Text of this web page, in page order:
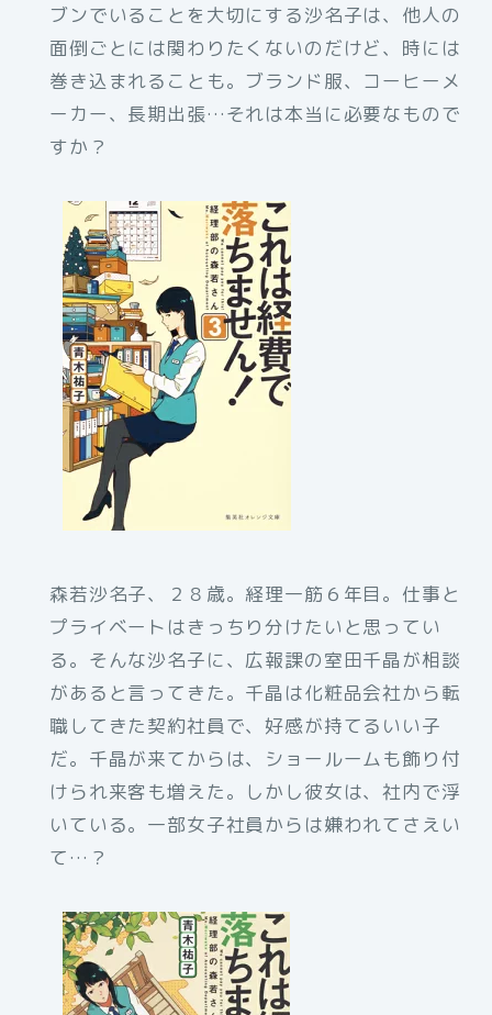
ブンでいることを大切にする沙名子は、他人の
面倒ごとには関わりたくないのだけど、時には
巻き込まれることも。ブランド服、コーヒーメ
ーカー、長期出張…それは本当に必要なもので
すか？
森若沙名子、２８歳。経理一筋６年目。仕事と
プライベートはきっちり分けたいと思ってい
る。そんな沙名子に、広報課の室田千晶が相談
があると言ってきた。千晶は化粧品会社から転
職してきた契約社員で、好感が持てるいい子
だ。千晶が来てからは、ショールームも飾り付
けられ来客も増えた。しかし彼女は、社内で浮
いている。一部女子社員からは嫌われてさえい
て…？